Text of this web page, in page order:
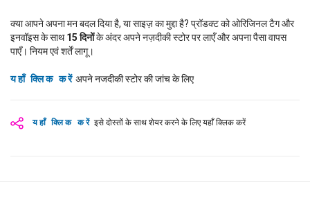
यहाँ क्लिक करें इसे दोस्तों के साथ शेयर करने के लिए यहाँ क्लिक करें
क्या आपने अपना मन बदल दिया है, या साइज़ का मुद्दा है? प्रॉडक्ट को ओरिजिनल टैग और
इनवॉइस के साथ15 दिनोंके अंदर अपने नज़दीकी स्टोर पर लाएँ और अपना पैसा वापस
पाएँ। नियम एवं शर्तें लागू।
यहाँ क्लिक करें अपने नजदीकी स्टोर की जांच के लिए